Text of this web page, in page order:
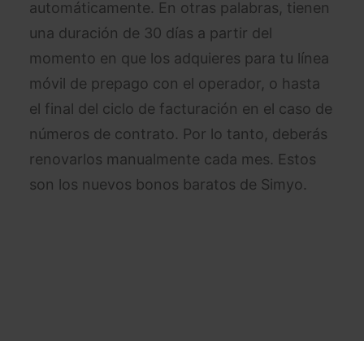
automáticamente. En otras palabras, tienen
una duración de 30 días a partir del
momento en que los adquieres para tu línea
móvil de prepago con el operador, o hasta
el final del ciclo de facturación en el caso de
números de contrato. Por lo tanto, deberás
renovarlos manualmente cada mes. Estos
son los nuevos bonos baratos de Simyo.